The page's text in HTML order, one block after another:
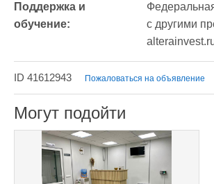
Поддержка и
обучение:
с другими
ID 41612943 Пожаловаться на объявление
Могут подойти